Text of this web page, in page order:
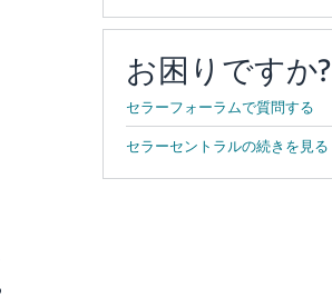
お困りですか?
セラーフォーラムで質問する
セラーセントラルの続きを見る